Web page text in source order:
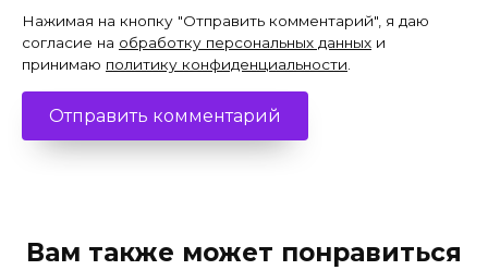
Нажимая на кнопку "Отправить комментарий", я даю
согласие на обработку персональных данных и
принимаю политику конфиденциальности.
Вам также может понравиться